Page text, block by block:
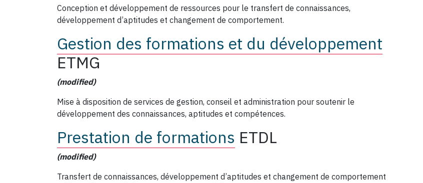
Conception et développement de ressources pour le transfert de connaissances,
développement d’aptitudes et changement de comportement.
Gestion des formations et du développement
ETMG
(modified)
Mise à disposition de services de gestion, conseil et administration pour soutenir le
développement des connaissances, aptitudes et compétences.
Prestation de formations ETDL
(modified)
Transfert de connaissances, développement d’aptitudes et changement de comportement